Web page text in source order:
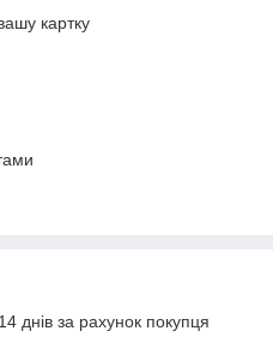
картку
днів за рахунок покупця